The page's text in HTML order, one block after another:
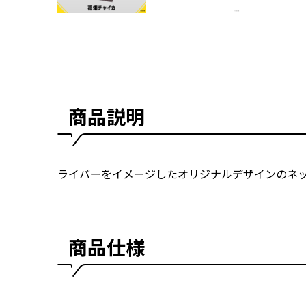
商品説明
ライバーをイメージしたオリジナルデザインのネ
商品仕様